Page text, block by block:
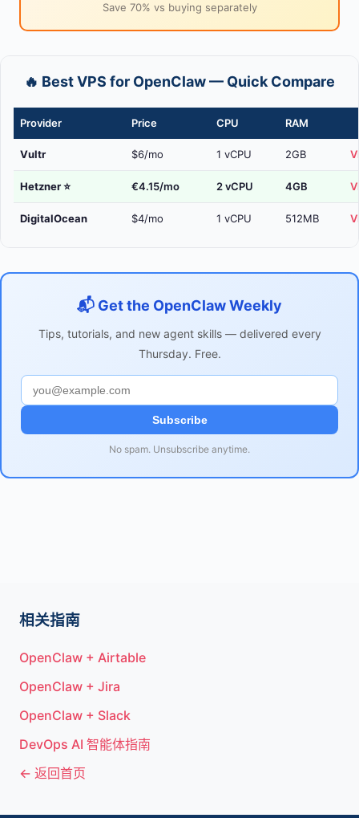
Save 70% vs buying separately
🔥 Best VPS for OpenClaw — Quick Compare
Provider Price CPU RAM
Vultr $6/mo 1 vCPU 2GB
Hetzner⭐ €4.15/mo 2 vCPU 4GB
DigitalOcean $4/mo 1 vCPU 512MB
📬 Get the OpenClaw Weekly
Tips, tutorials, and new agent skills — delivered every
Thursday. Free.
Subscribe
No spam. Unsubscribe anytime.
相关指南
OpenClaw + Airtable
OpenClaw + Jira
OpenClaw + Slack
DevOps AI 智能体指南
← 返回首页